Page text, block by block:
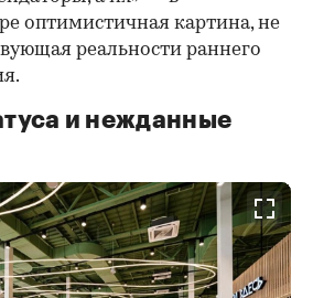
оптимистичная картина, не
реальности раннего
и нежданные